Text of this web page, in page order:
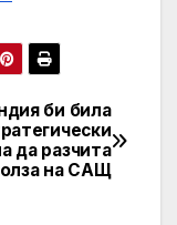
би била
да разчита
на САЩ